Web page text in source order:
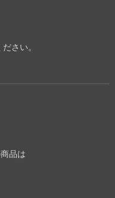
さい。
品は